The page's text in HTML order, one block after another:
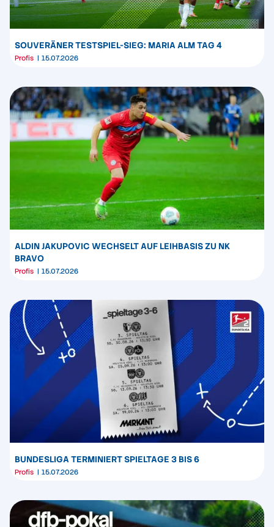
SOUVERÄNER TESTSPIEL-SIEG: MARIA ALM TAG 4
Profis 15.07.2026
ALDIN JAKUPOVIC WECHSELT AUF LEIHBASIS ZU NK
BRAVO
Profis 15.07.2026
BUNDESLIGA TERMINIERT SPIELTAGE 3 BIS 6
Profis 15.07.2026